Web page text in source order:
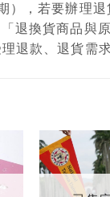
），若要辦理
退換貨商品與
退款、退貨需